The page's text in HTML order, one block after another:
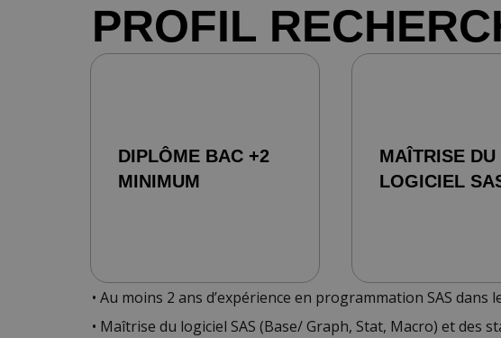
PROFIL
DIPLÔME BAC +2
MINIMUM
MAÎTRISE DU
LOGICIEL
• Au moins 2 ans d’expérience en programmation SAS
• Maîtrise du logiciel SAS (Base/ Graph, Stat, Macro) et des